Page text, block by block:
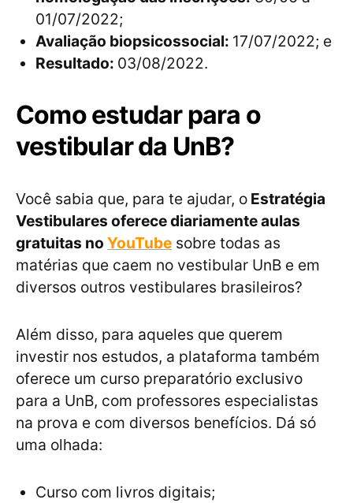
01/07/2022;
Avaliação biopsicossocial: 17/07/2022; e
Resultado: 03/08/2022.
Como estudar para o
vestibular da UnB?
Você sabia que, para te ajudar, o Estratégia
Vestibulares oferece diariamente aulas
gratuitas no YouTube sobre todas as
matérias que caem no vestibular UnB e em
diversos outros vestibulares brasileiros?
Além disso, para aqueles que querem
investir nos estudos, a plataforma também
oferece um curso preparatório exclusivo
para a UnB, com professores especialistas
na prova e com diversos benefícios. Dá só
uma olhada:
Curso com livros digitais;